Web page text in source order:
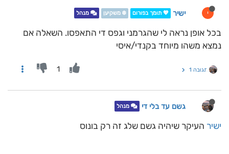
י ישיר 💖 תומך בפורום ❄️ משקיען מנהל
בכל אופן נראה לי שהגרמני וגפס די התאפסו. השאלה אם
נמצא משהו מיוחד בקנדי/איסי
תגובה 1 1
גשם עד בלי די מנהל
ישיר העיקר שיהיה גשם שלג זה רק בונוס